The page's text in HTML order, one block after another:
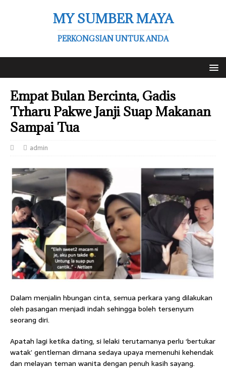
MY SUMBER MAYA
PERKONGSIAN UNTUK ANDA
Empat Bulan Bercinta, Gadis
Trharu Pakwe Janji Suap Makanan
Sampai Tua
admin
Dalam menjalin hbungan cinta, semua perkara yang dilakukan
oleh pasangan menjadi indah sehingga boleh tersenyum
seorang diri.
Apatah lagi ketika dating, si lelaki terutamanya perlu ‘bertukar
watak’ gentleman dimana sedaya upaya memenuhi kehendak
dan melayan teman wanita dengan penuh kasih sayang.